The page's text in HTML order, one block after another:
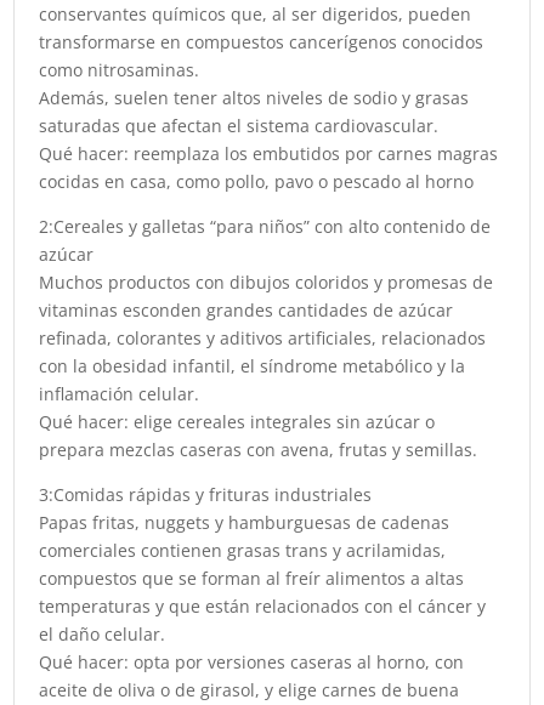
conservantes químicos que, al ser digeridos, pueden
transformarse en compuestos cancerígenos conocidos
como nitrosaminas.
Además, suelen tener altos niveles de sodio y grasas
saturadas que afectan el sistema cardiovascular.
Qué hacer: reemplaza los embutidos por carnes magras
cocidas en casa, como pollo, pavo o pescado al horno
2:Cereales y galletas “para niños” con alto contenido de
azúcar
Muchos productos con dibujos coloridos y promesas de
vitaminas esconden grandes cantidades de azúcar
refinada, colorantes y aditivos artificiales, relacionados
con la obesidad infantil, el síndrome metabólico y la
inflamación celular.
Qué hacer: elige cereales integrales sin azúcar o
prepara mezclas caseras con avena, frutas y semillas.
3:Comidas rápidas y frituras industriales
Papas fritas, nuggets y hamburguesas de cadenas
comerciales contienen grasas trans y acrilamidas,
compuestos que se forman al freír alimentos a altas
temperaturas y que están relacionados con el cáncer y
el daño celular.
Qué hacer: opta por versiones caseras al horno, con
aceite de oliva o de girasol, y elige carnes de buena